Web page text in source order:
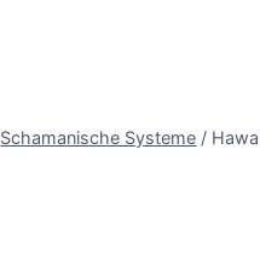
Schamanische Systeme /